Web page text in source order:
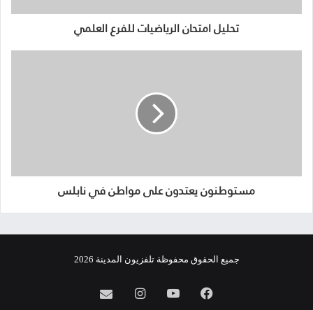
تحليل امتحان الرياضيات للفرع العلمي
مستوطنون يعتدون على مواطن في نابلس
جميع الحقوق محفوظة تلفزيون المدينة 2026
فيسبوكيوتيوبانستقرامinfo@almadina.tv